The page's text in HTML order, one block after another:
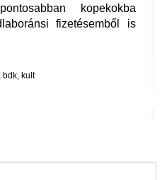
kopekokba
fizetésemből is
bdk kult